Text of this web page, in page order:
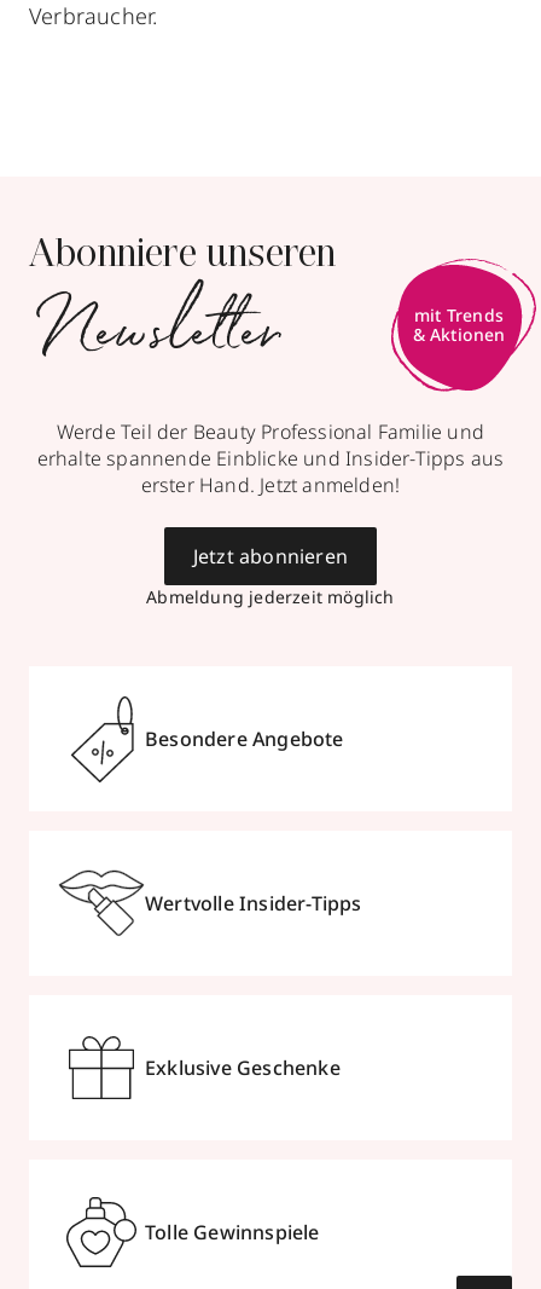
Verbraucher.
Abonniere unseren
Newsletter
mit Trends
& Aktionen
Werde Teil der Beauty Professional Familie und
erhalte spannende Einblicke und Insider-Tipps aus
erster Hand. Jetzt anmelden!
Abmeldung jederzeit möglich
Jetzt abonnieren
Besondere Angebote
Wertvolle Insider-Tipps
Exklusive Geschenke
Tolle Gewinnspiele